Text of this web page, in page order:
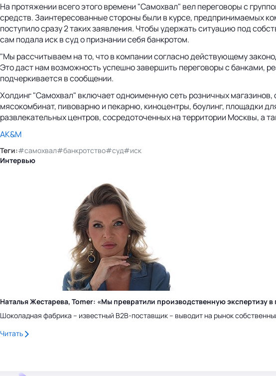
На протяжении всего этого времени "Самохвал" вел переговоры с
средств. Заинтересованные стороны были в курсе, предпринимаемых
поступило сразу 2 таких заявления. Чтобы удержать ситуацию под
сам подала иск в суд о признании себя банкротом.
"Мы рассчитываем на то, что в компании согласно действующему
Это даст нам возможность успешно завершить переговоры с банками,
подчеркивается в сообщении.
Холдинг "Самохвал" включает одноименную сеть розничных
мясокомбинат, пивоварню и пекарню, киноцентры, боулинг, площадки
развлекательных центров, сосредоточенных на территории Москвы, а
AK&M
Теги:#самохвал#банкротство#суд#иск
Интервью
Наталья Жестарева, Tomer: «Мы превратили производственную экспертизу
Шоколадная фабрика – известный B2B-поставщик – выводит на рынок
Читать